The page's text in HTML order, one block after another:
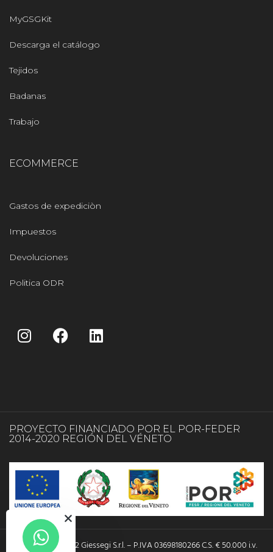
MyGSGKit
Descarga el catálogo
Tejidos
Badanas
Trabajo
ECOMMERCE
Gastos de expediciòn
Impuestos
Devoluciones
Politica ODR
PROYECTO FINANCIADO POR EL POR-FEDER
2014-2020 REGIÓN DEL VÉNETO
Copyright © 2022 Giessegi S.r.l. – P.IVA 03698180266 C.S. € 50.000 i.v.